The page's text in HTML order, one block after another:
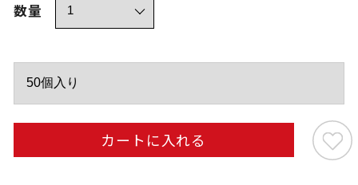
数量
カートに入れる